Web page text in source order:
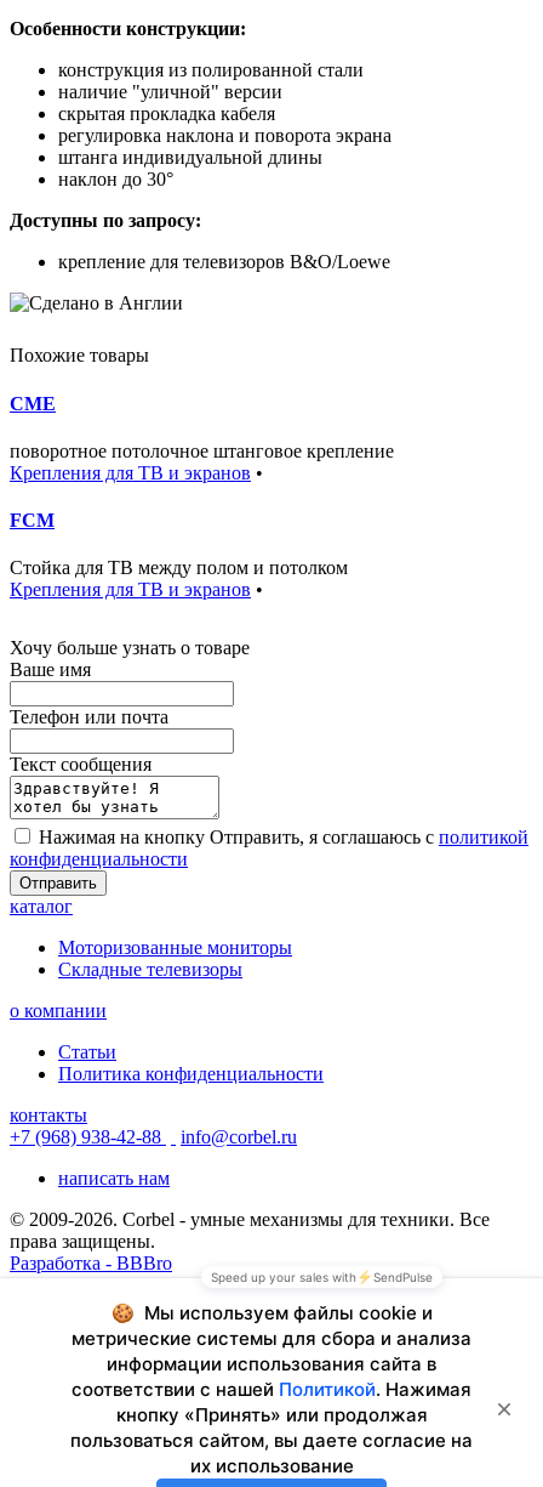
Особенности конструкции:
конструкция из полированной стали
наличие "уличной" версии
скрытая прокладка кабеля
регулировка наклона и поворота экрана
штанга индивидуальной длины
наклон до 30°
Доступны по запросу:
крепление для телевизоров B&O/Loewe
Похожие товары
CME
поворотное потолочное штанговое крепление
Крепления для ТВ и экранов •
FCM
Стойка для ТВ между полом и потолком
Крепления для ТВ и экранов •
Хочу больше узнать о товаре
Ваше имя
Телефон или почта
Текст сообщения
Нажимая на кнопку Отправить, я соглашаюсь с политикой
конфиденциальности
Отправить
каталог
Моторизованные мониторы
Складные телевизоры
о компании
Статьи
Политика конфиденциальности
контакты
+7 (968) 938-42-88
info@corbel.ru
написать нам
© 2009-2026. Corbel - умные механизмы для техники. Все
права защищены.
Разработка - BBBro
© 2009-2026. Corbel - умные механизмы для техники. Все
права защищены.
Разработка - BBBro
+7 (968) 938-42-88
info@corbel.ru
написать нам
обратный звонок
© 2009-2026. Corbel - умные механизмы для техники. Все